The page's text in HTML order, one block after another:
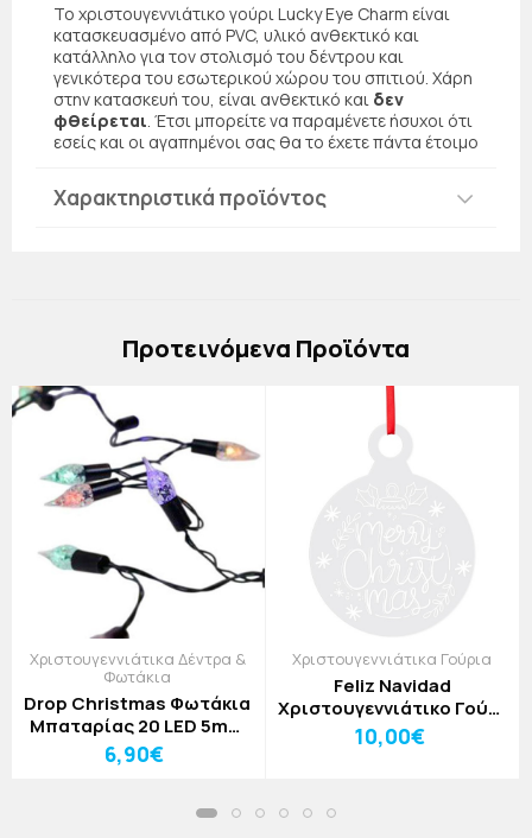
Το χριστουγεννιάτικο γούρι Lucky Eye Charm είναι
κατασκευασμένο από PVC, υλικό ανθεκτικό και
κατάλληλο για τον στολισμό του δέντρου και
γενικότερα του εσωτερικού χώρου του σπιτιού. Χάρη
στην κατασκευή του, είναι ανθεκτικό και δεν
φθείρεται . Έτσι μπορείτε να παραμένετε ήσυχοι ότι
εσείς και οι αγαπημένοι σας θα το έχετε πάντα έτοιμο
Χαρακτηριστικά προϊόντος
Πρoτεινόμενα Προϊόντα
Χριστουγεννιάτικα Δέντρα &
Φωτάκια
Drop Christmas Φωτάκια
Μπαταρίας 20 LED 5mm
Vintage Μπαλίτσες IP20
Vintage
6,90€
Χριστουγεννιάτικα Γούρια
Feliz Navidad
Χριστουγεννιάτικο Γούρι
Από Plexiglass Με
Εκτύπωση 12x15cm
10,00€